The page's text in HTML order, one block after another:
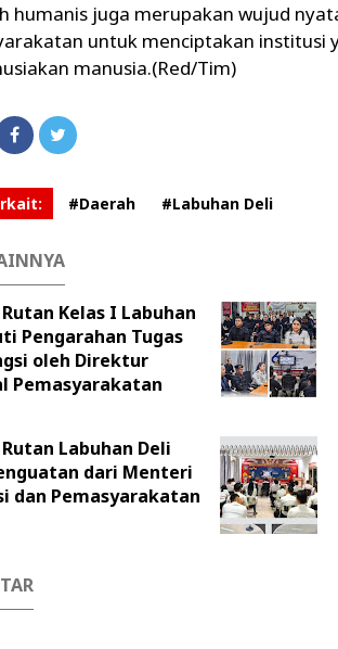
humanis juga merupakan wujud
untuk menciptakan
manusia.(Red/Tim)
#Daerah #Labuhan Deli
Kelas I Labuhan
Pengarahan Tugas
oleh Direktur
Pemasyarakatan
Labuhan Deli
dari Menteri
dan Pemasyarakatan